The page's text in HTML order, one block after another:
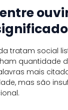
tratam social
quantidade
mais
mas são